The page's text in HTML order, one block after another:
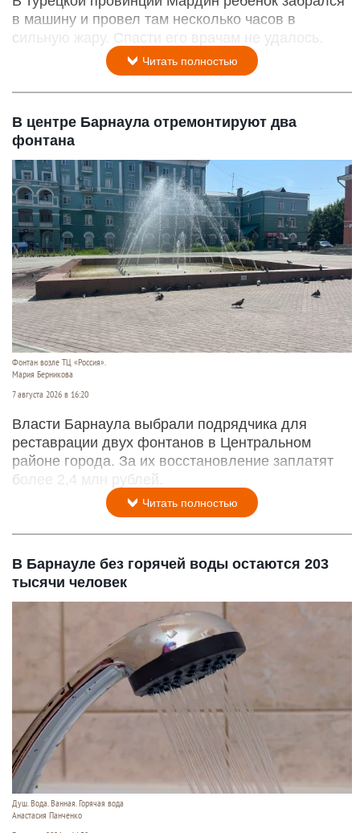
в машину и провел там несколько часов в
сильную жару. Спасти его врачам не удалось.
Читать полностью
В центре Барнаула отремонтируют два
фонтана
Фонтан возле ТЦ «Россия».
Мария Берникова
7 августа 2026 в 16:20
Власти Барнаула выбрали подрядчика для
реставрации двух фонтанов в Центральном
районе города. За их восстановление заплатят
более 2,4 млн рублей.
Читать полностью
В Барнауле без горячей воды остаются 203
тысячи человек
Душ. Вода. Ванная. Горячая вода
Анастасия Панченко